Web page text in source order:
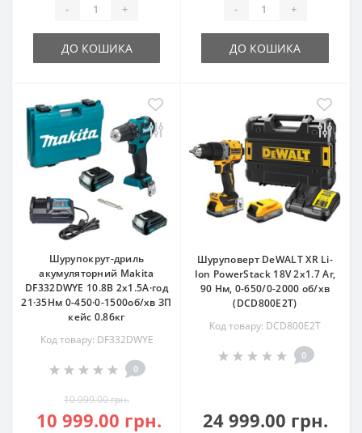
- +
ДО КОШИКА
- +
ДО КОШИКА
Шурупокрут-дриль
акумуляторний Makita
DF332DWYE 10.8В 2х1.5А·год
21·35Нм 0-450·0-1500об/хв ЗП
кейс 0.86кг
Код товару: DF332DWYE
0
10 999.00 грн.
10 999.00 грн.
Шуруповерт DeWALT XR Li-
Ion PowerStack 18V 2x1.7 Аг,
90 Нм, 0-650/0-2000 об/хв
(DCD800E2T)
Код товару: DCD800E2T
0
24 999.00 грн.